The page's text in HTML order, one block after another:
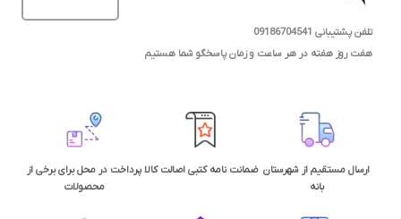
تلفن پشتیبانی 09186704541
هفت روز هفته در هر ساعت و زمان پاسخگو شما هستیم
ارسال مستقیم از شهرستان
بانه
ضمانت نامه کتبی اصالت کالاپرداخت در محل برای برخی از
محصولات